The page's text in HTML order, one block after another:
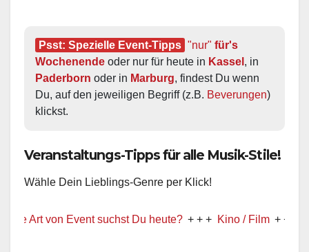
Psst: Spezielle Event-Tipps "nur" für's
Wochenende oder nur für heute in Kassel
Paderborn oder in Marburg, findest Du wenn
Du, auf den jeweiligen Begriff (z.B. Beverungen)
klickst.
Veranstaltungs-Tipps für alle Musik-Stile!
Wähle Dein Lieblings-Genre per Klick!
von Event suchst Du heute? + + + Kino / Film + + + Ww